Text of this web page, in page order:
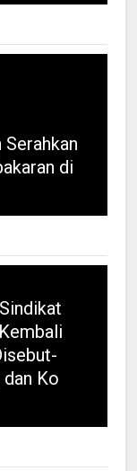
di
Ko